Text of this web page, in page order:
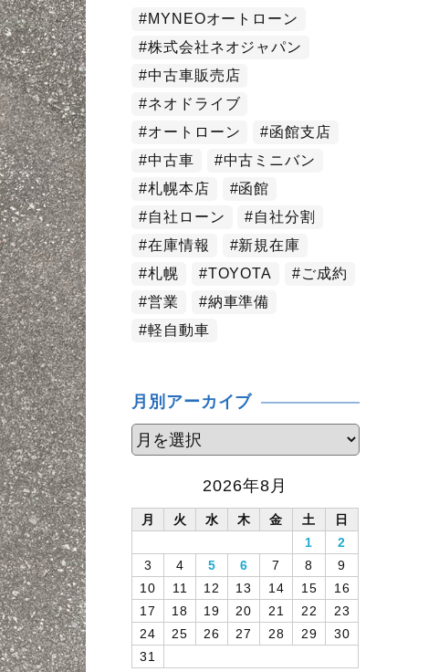
MYNEOオートローン
株式会社ネオジャパン
中古車販売店
ネオドライブ
オートローン
函館支店
中古車
中古ミニバン
札幌本店
函館
自社ローン
自社分割
在庫情報
新規在庫
札幌
TOYOTA
ご成約
営業
納車準備
軽自動車
月別アーカイブ
2026年8月
月 火 水 木 金 土
日
1
2
3
4 5 6 7 8
9
10
11 12 13 14 15
16
17
18 19 20 21 22
23
24
25 26 27 28 29
30
31